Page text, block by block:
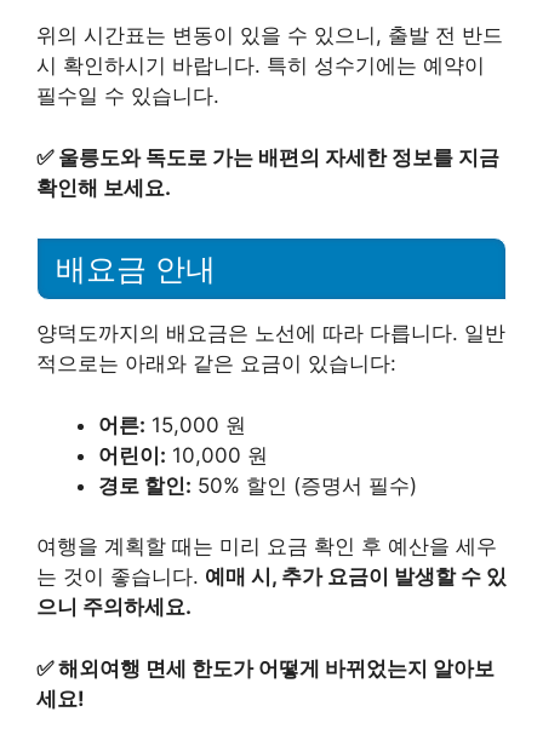
위의 시간표는 변동이 있을 수 있으니, 출발 전 반드
시 확인하시기 바랍니다. 특히 성수기에는 예약이
필수일 수 있습니다.
✅ 울릉도와 독도로 가는 배편의 자세한 정보를 지금
확인해 보세요.
배요금 안내
양덕도까지의 배요금은 노선에 따라 다릅니다. 일반
적으로는 아래와 같은 요금이 있습니다:
어른: 15,000 원
어린이: 10,000 원
경로 할인: 50% 할인 (증명서 필수)
여행을 계획할 때는 미리 요금 확인 후 예산을 세우
는 것이 좋습니다. 예매 시, 추가 요금이 발생할 수 있
으니 주의하세요.
✅해외여행 면세 한도가 어떻게 바뀌었는지 알아보
세요!